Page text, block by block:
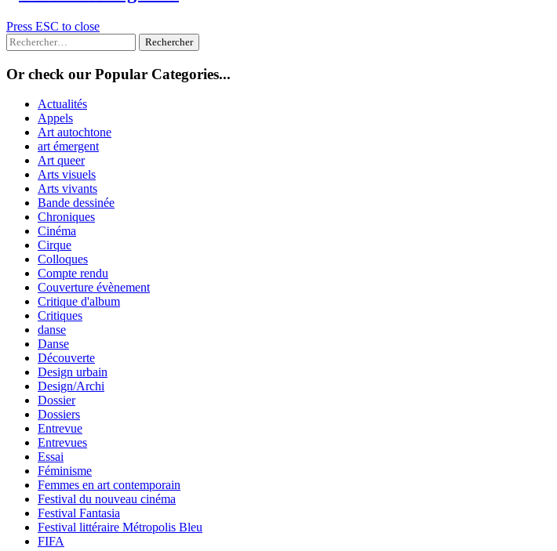
Press ESC to close
Rechercher :
Or check our Popular Categories...
Actualités
Appels
Art autochtone
art émergent
Art queer
Arts visuels
Arts vivants
Bande dessinée
Chroniques
Cinéma
Cirque
Colloques
Compte rendu
Couverture évènement
Critique d'album
Critiques
danse
Danse
Découverte
Design urbain
Design/Archi
Dossier
Dossiers
Entrevue
Entrevues
Essai
Féminisme
Femmes en art contemporain
Festival du nouveau cinéma
Festival Fantasia
Festival littéraire Métropolis Bleu
FIFA